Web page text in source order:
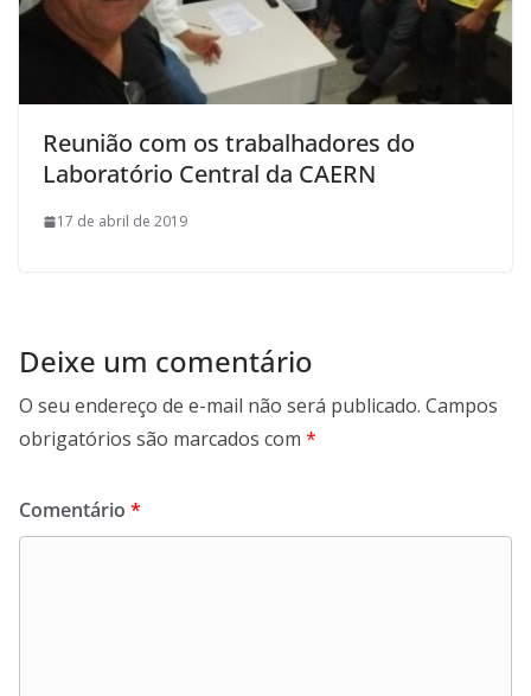
Reunião com os trabalhadores do
Laboratório Central da CAERN
17 de abril de 2019
Deixe um comentário
O seu endereço de e-mail não será publicado. Campos
obrigatórios são marcados com *
Comentário *